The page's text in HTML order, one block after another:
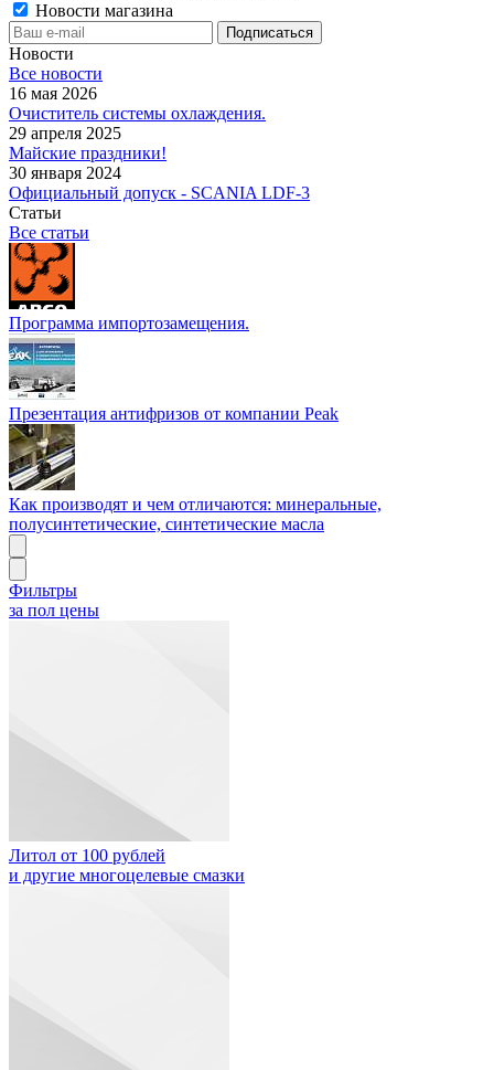
Новости магазина
Новости
Все новости
16 мая 2026
Очиститель системы охлаждения.
29 апреля 2025
Майские праздники!
30 января 2024
Официальный допуск - SCANIA LDF-3
Статьи
Все статьи
Программа импортозамещения.
Презентация антифризов от компании Peak
Как производят и чем отличаются: минеральные,
полусинтетические, синтетические масла
Фильтры
за пол цены
Литол от 100 рублей
и другие многоцелевые смазки